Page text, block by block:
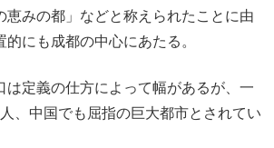
恵みの都」などと称えられたことに由
にも成都の中心にあたる。
は定義の仕方によって幅があるが、一
、中国でも屈指の巨大都市とされてい